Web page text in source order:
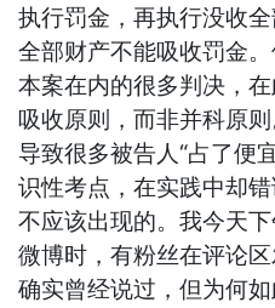
执行罚金，再执行没收
全部财产不能吸收罚金
本案在内的很多判决，
吸收原则，而非并科原
导致很多被告人“占了便
识性考点，在实践中却
不应该出现的。我今天
微博时，有粉丝在评论
确实曾经说过，但为何